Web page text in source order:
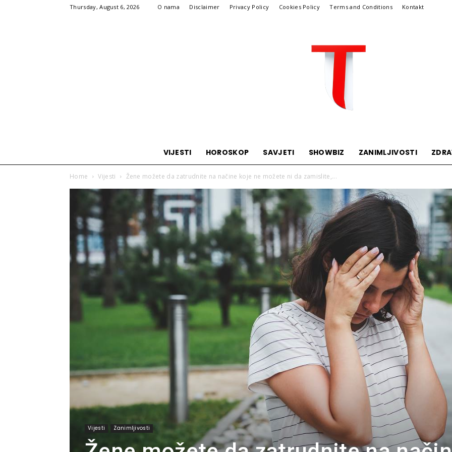
Thursday, August 6, 2026 O nama Disclaimer Privacy Policy Cookies Policy Terms and Conditions Kontakt
VIJESTI HOROSKOP SAVJETI SHOWBIZ ZANIMLJIVOSTI
Home Vijesti Žene možete da zatrudnite na načine koje ne možete ni da zamislite,...
Vijesti Zanimljivosti